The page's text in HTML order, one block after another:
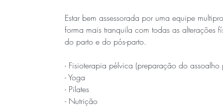
Estar bem assessorada por uma equipe
forma mais tranquila com todas as alterações
do parto e do pós-parto.
- Fisioterapia pélvica (preparação do assoalho
- Yoga
- Pilates
- Nutrição